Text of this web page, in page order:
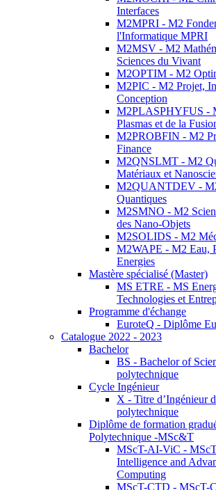
Interfaces
M2MPRI - M2
l'Informatique MPRI
M2MSV - M2
Sciences du Vivant
M2OPTIM - M2
M2PIC - M2 Projet,
Conception
M2PLASPHYFUS -
Plasmas et de la
M2PROBFIN - M2
Finance
M2QNSLMT - M2
Matériaux et
M2QUANTDEV -
Quantiques
M2SMNO - M2
des Nano-Objets
M2SOLIDS - M2
M2WAPE - M2 Eau,
Energies
Mastère spécialisé (Master)
MS ETRE - MS
Technologies et
Programme d'échange
EuroteQ - Diplôme
Catalogue 2022 - 2023
Bachelor
BS - Bachelor of
polytechnique
Cycle Ingénieur
X - Titre d’Ingénieur
polytechnique
Diplôme de formation
Polytechnique -MSc&T
MScT-AI-ViC -
Intelligence and
Computing
MScT-CTD - MScT-